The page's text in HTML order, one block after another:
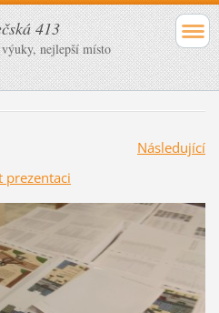
413
nejlepší místo
Následující
prezentaci